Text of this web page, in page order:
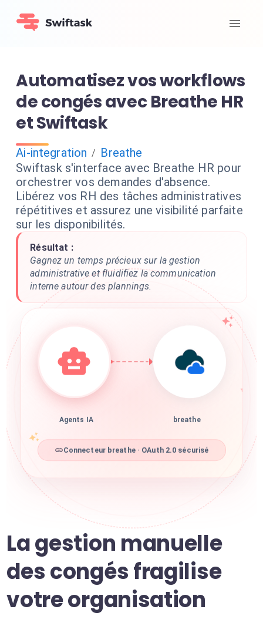
Automatisez vos workflows
de congés avec Breathe HR
et Swiftask
Ai-integration / Breathe
Swiftask s'interface avec Breathe HR pour
orchestrer vos demandes d'absence.
Libérez vos RH des tâches administratives
répétitives et assurez une visibilité parfaite
sur les disponibilités.
Résultat :
Gagnez un temps précieux sur la gestion
administrative et fluidifiez la communication
interne autour des plannings.
Agents IA breathe
Connecteur breathe · OAuth 2.0 sécurisé
La gestion manuelle
des congés fragilise
votre organisation